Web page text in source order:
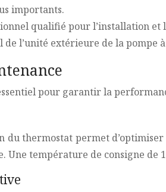
importants.
qualifié pour l’installation et
l’unité extérieure de la pompe
pour garantir la
du thermostat permet
Une température de consigne de